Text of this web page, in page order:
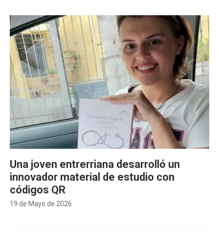
19 de Mayo de 2026
Una joven entrerriana desarrolló un
innovador material de estudio con
códigos QR